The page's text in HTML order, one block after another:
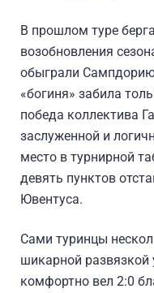
В прошлом туре
возобновления
обыграли
«богиня» забила
победа коллектива
заслуженной и
место в турнирной
девять пунктов
Ювентуса.
Сами туринцы
шикарной
комфортно вел 2:0